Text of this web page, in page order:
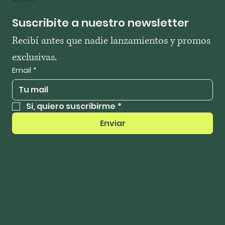
Suscribite a nuestro newsletter
Recibí antes que nadie lanzamientos y promos
exclusivas.
Email *
Si, quiero suscribirme *
Enviar